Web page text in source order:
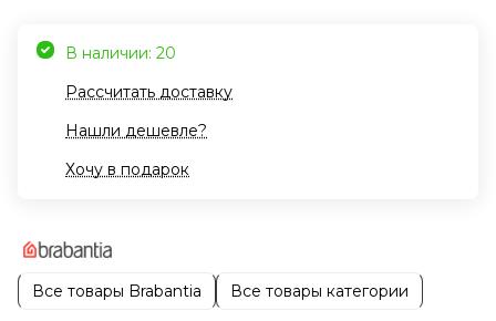
В наличии: 20
Рассчитать доставку
Нашли дешевле?
Хочу в подарок
Все товары Brabantia Все товары категории